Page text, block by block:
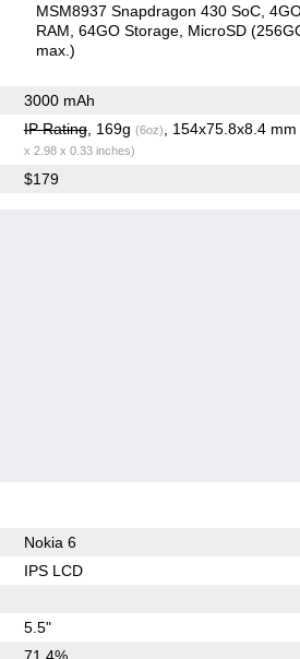
MSM8937 Snapdragon 430 SoC
RAM 64GO Storage MicroSD
max.)
3000 mAh
IP Rating, 169g (6oz) , 154x75.8x8.4 mm
x 2.98 x 0.33 inches)
$179
Nokia 6
IPS LCD
5.5"
71.4%